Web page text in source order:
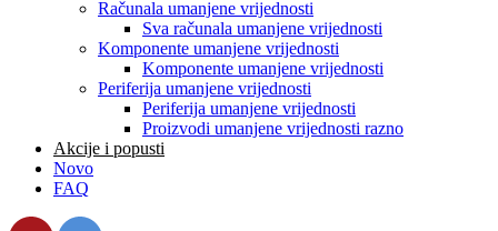
Računala umanjene vrijednosti
Sva računala umanjene vrijednosti
Komponente umanjene vrijednosti
Komponente umanjene vrijednosti
Periferija umanjene vrijednosti
Periferija umanjene vrijednosti
Proizvodi umanjene vrijednosti razno
Akcije i popusti
Novo
FAQ